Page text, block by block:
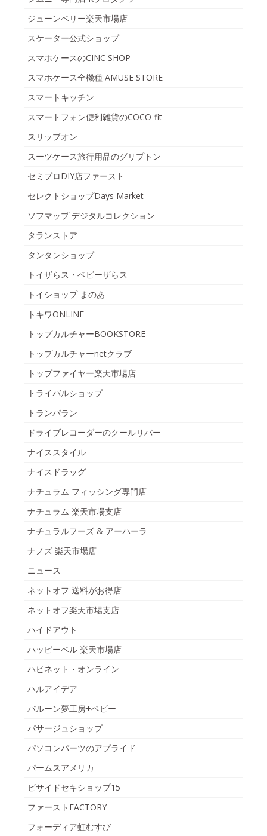
ジューンベリー楽天市場店
スケーター公式ショップ
スマホケースのCINC SHOP
スマホケース全機種 AMUSE STORE
スマートキッチン
スマートフォン便利雑貨のCOCO-fit
スリップオン
スーツケース旅行用品のグリプトン
セミプロDIY店ファースト
セレクトショップDays Market
ソフマップ デジタルコレクション
タランストア
タンタンショップ
トイザらス・ベビーザらス
トイショップ まのあ
トキワONLINE
トップカルチャーBOOKSTORE
トップカルチャーnetクラブ
トップファイヤー楽天市場店
トライバルショップ
トランパラン
ドライブレコーダーのクールリバー
ナイススタイル
ナイスドラッグ
ナチュラム フィッシング専門店
ナチュラム 楽天市場支店
ナチュラルフーズ & アーハーラ
ナノズ 楽天市場店
ニュース
ネットオフ 送料がお得店
ネットオフ楽天市場支店
ハイドアウト
ハッピーベル 楽天市場店
ハピネット・オンライン
ハルアイデア
バルーン夢工房+ベビー
パサージュショップ
パソコンパーツのアプライド
パームスアメリカ
ビサイドセキショップ15
ファーストFACTORY
フォーディア虹むすび